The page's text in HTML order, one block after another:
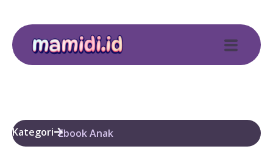
Kategori Ebook Anak